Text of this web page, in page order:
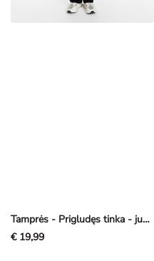
Tamprės - Prigludęs tinka - juoda
€ 19,99